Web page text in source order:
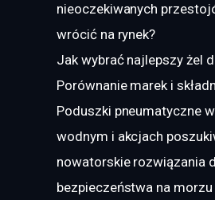
nieoczekiwanych
wrócić na rynek?
Jak wybrać najlepszy żel
Porównanie marek i
Poduszki pneumatyczne
wodnym i akcjach
nowatorskie rozwiązania
bezpieczeństwa na morzu